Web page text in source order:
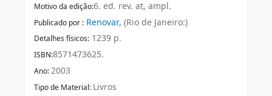
Motivo da edição:6. ed. rev. at, ampl.
Publicado por : Renovar, (Rio de Janeiro:)
Detalhes físicos: 1239 p.
ISBN:8571473625.
Ano:2003
Tipo de Material: Livros